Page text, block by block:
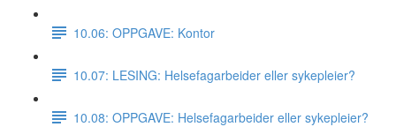
10.06: OPPGAVE: Kontor
10.07: LESING: Helsefagarbeider eller sykepleier?
10.08: OPPGAVE: Helsefagarbeider eller sykepleier?